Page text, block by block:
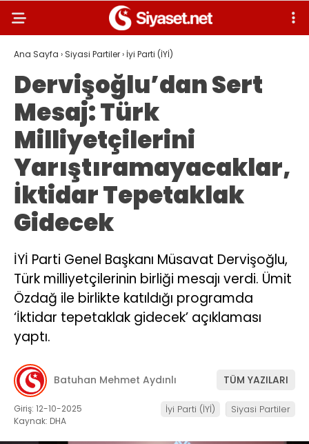
Ana Sayfa › Siyasi Partiler› İyi Parti (İYİ)
Dervişoğlu’dan Sert
Mesaj: Türk
Milliyetçilerini
Yarıştıramayacaklar,
İktidar Tepetaklak
Gidecek
İYİ Parti Genel Başkanı Müsavat Dervişoğlu,
Türk milliyetçilerinin birliği mesajı verdi. Ümit
Özdağ ile birlikte katıldığı programda
‘İktidar tepetaklak gidecek’ açıklaması
yaptı.
Batuhan Mehmet Aydınlı TÜM YAZILARI
Giriş: 12-10-2025
Kaynak: DHA
İyi Parti (İYİ) Siyasi Partiler